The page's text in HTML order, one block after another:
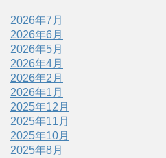
2026年7月
2026年6月
2026年5月
2026年4月
2026年2月
2026年1月
2025年12月
2025年11月
2025年10月
2025年8月